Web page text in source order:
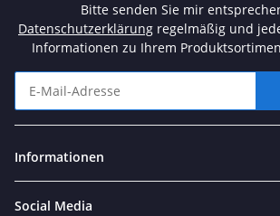
Bitte senden Sie mir
Datenschutzerklärung regelmäßig und
Informationen zu Ihrem
Informationen
Social Media